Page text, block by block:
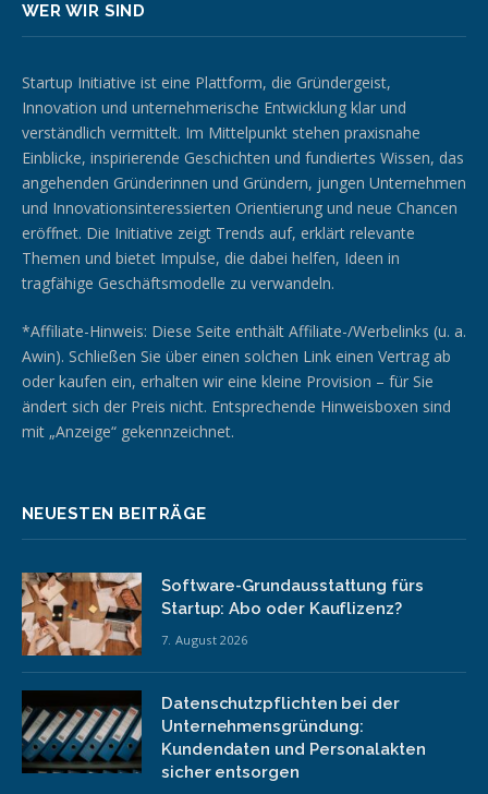
WER WIR SIND
Startup Initiative ist eine Plattform, die Gründergeist,
Innovation und unternehmerische Entwicklung klar und
verständlich vermittelt. Im Mittelpunkt stehen praxisnahe
Einblicke, inspirierende Geschichten und fundiertes Wissen, das
angehenden Gründerinnen und Gründern, jungen Unternehmen
und Innovationsinteressierten Orientierung und neue Chancen
eröffnet. Die Initiative zeigt Trends auf, erklärt relevante
Themen und bietet Impulse, die dabei helfen, Ideen in
tragfähige Geschäftsmodelle zu verwandeln.
*Affiliate-Hinweis: Diese Seite enthält Affiliate-/Werbelinks (u. a.
Awin). Schließen Sie über einen solchen Link einen Vertrag ab
oder kaufen ein, erhalten wir eine kleine Provision – für Sie
ändert sich der Preis nicht. Entsprechende Hinweisboxen sind
mit „Anzeige“ gekennzeichnet.
NEUESTEN BEITRÄGE
Software-Grundausstattung fürs
Startup: Abo oder Kauflizenz?
7. August 2026
Datenschutzpflichten bei der
Unternehmensgründung:
Kundendaten und Personalakten
sicher entsorgen